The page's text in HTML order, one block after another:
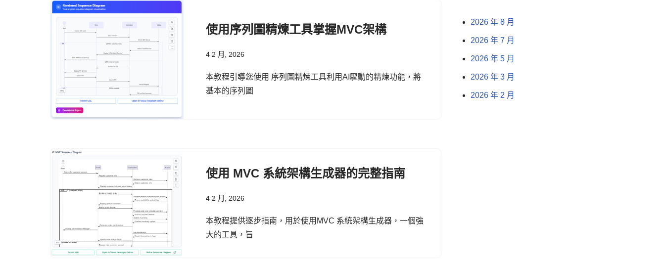
使用序列圖精煉工具掌握MVC架構
4 2 月, 2026
本教程引導您使用 序列圖精煉工具利用AI驅動的精煉功能，將
基本的序列圖
使用 MVC 系統架構生成器的完整指南
4 2 月, 2026
本教程提供逐步指南，用於使用MVC 系統架構生成器，一個強
大的工具，旨
2026 年 8 月
2026 年 7 月
2026 年 5 月
2026 年 3 月
2026 年 2 月